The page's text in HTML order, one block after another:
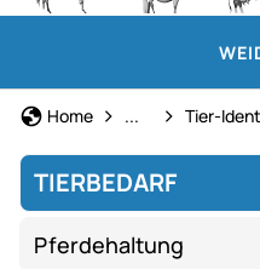
Home Tierbedarf
... Tier-
TIERBEDARF
Pferdehaltung